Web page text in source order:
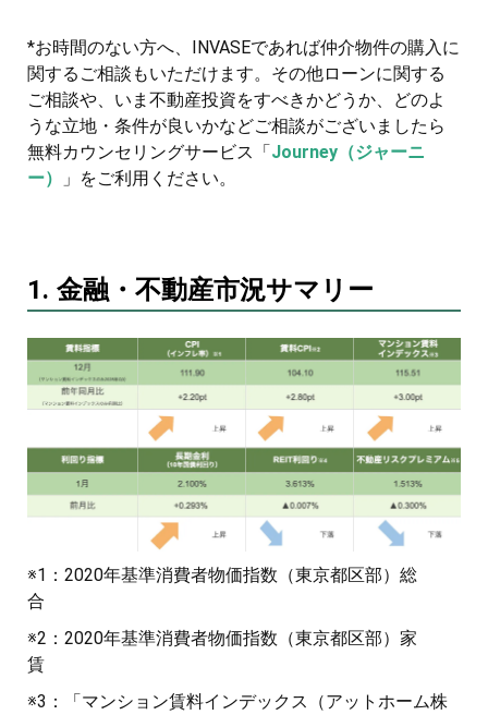
*お時間のない方へ、INVASEであれば仲介物件の購入に
関するご相談もいただけます。その他ローンに関する
ご相談や、いま不動産投資をすべきかどうか、どのよ
うな立地・条件が良いかなどご相談がございましたら
無料カウンセリングサービス「Journey（ジャーニ
ー）
」をご利用ください。
1. 金融・不動産市況サマリー
※1：2020年基準消費者物価指数（東京都区部）総
合
※2：2020年基準消費者物価指数（東京都区部）家
賃
※3：「マンション賃料インデックス（アットホーム株